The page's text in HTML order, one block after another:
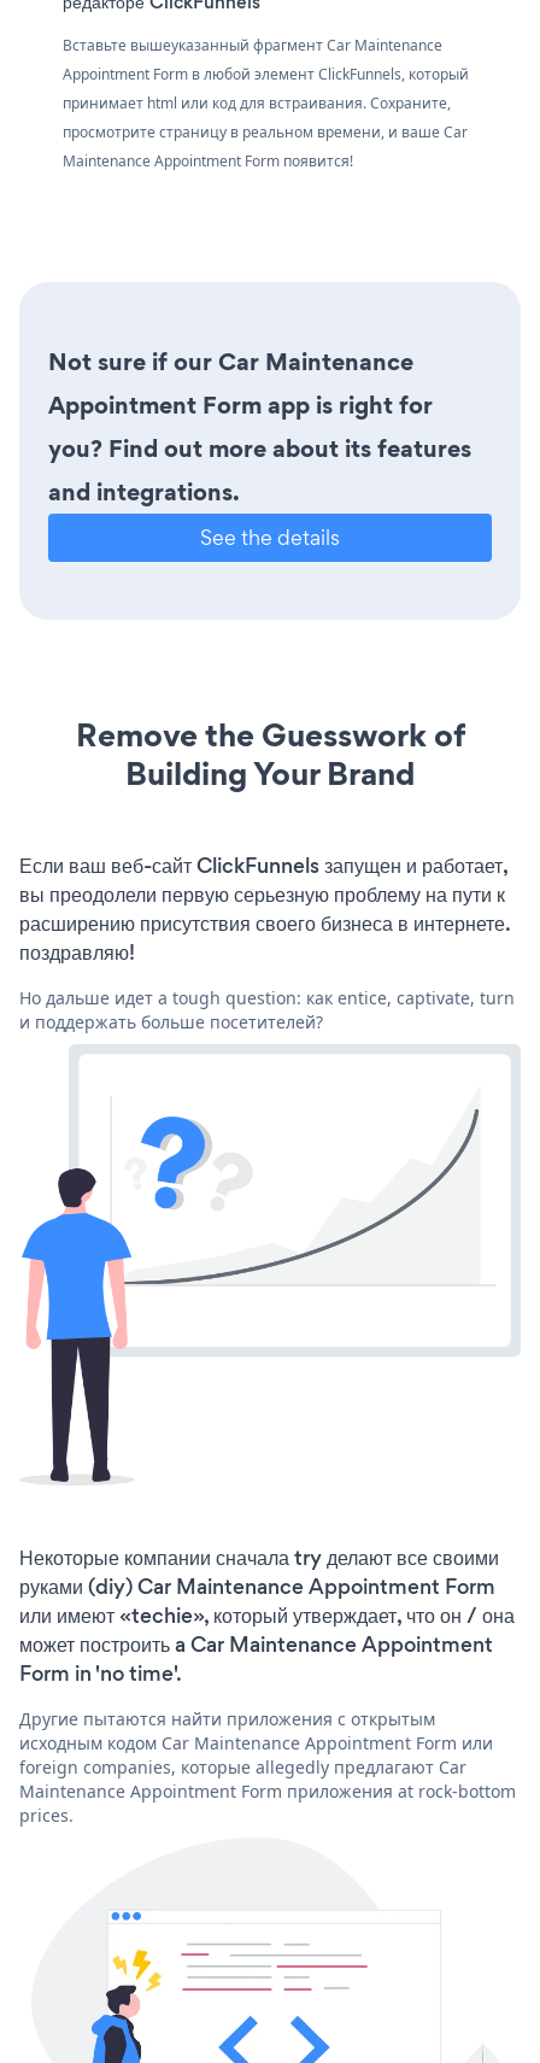
Вставьте вышеуказанный фрагмент Car Maintenance
Appointment Form в любой элемент ClickFunnels, который
принимает html или код для встраивания. Сохраните,
просмотрите страницу в реальном времени, и ваше Car
Maintenance Appointment Form появится!
Not sure if our Car Maintenance
Appointment Form app is right for
you? Find out more about its features
and integrations.
See the details
Remove the Guesswork of
Building Your Brand
Если ваш веб-сайт ClickFunnels запущен и работает,
вы преодолели первую серьезную проблему на пути к
расширению присутствия своего бизнеса в интернете.
поздравляю!
Но дальше идет a tough question: как entice, captivate, turn
и поддержать больше посетителей?
Некоторые компании сначала try делают все своими
руками (diy) Car Maintenance Appointment Form
или имеют «techie», который утверждает, что он / она
может построить a Car Maintenance Appointment
Form in 'no time'.
Другие пытаются найти приложения с открытым
исходным кодом Car Maintenance Appointment Form или
foreign companies, которые allegedly предлагают Car
Maintenance Appointment Form приложения at rock-bottom
prices.